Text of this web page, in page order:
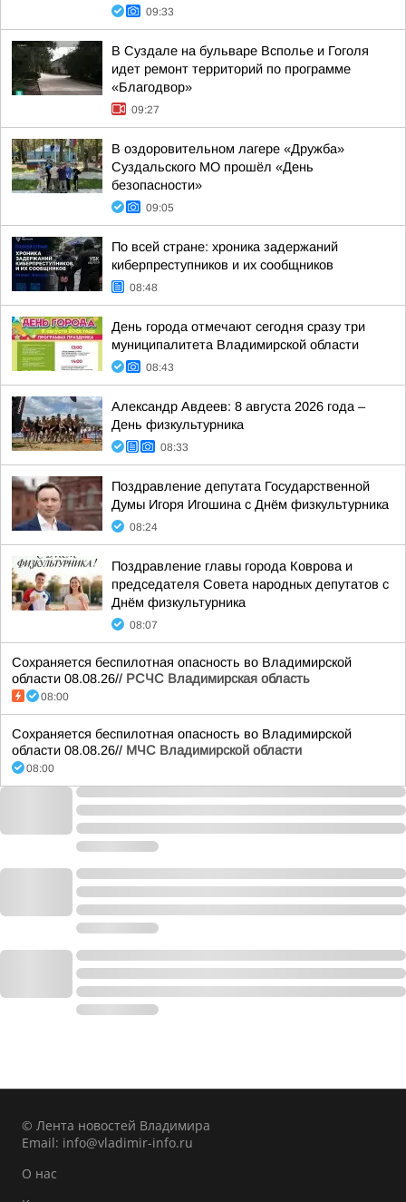
09:33
В Суздале на бульваре Всполье и Гоголя
идет ремонт территорий по программе
«Благодвор»
09:27
В оздоровительном лагере «Дружба»
Суздальского МО прошёл «День
безопасности»
09:05
По всей стране: хроника задержаний
киберпреступников и их сообщников
08:48
День города отмечают сегодня сразу три
муниципалитета Владимирской области
08:43
Александр Авдеев: 8 августа 2026 года –
День физкультурника
08:33
Поздравление депутата Государственной
Думы Игоря Игошина с Днём физкультурника
08:24
Поздравление главы города Коврова и
председателя Совета народных депутатов с
Днём физкультурника
08:07
Сохраняется беспилотная опасность во Владимирской
области 08.08.26// РСЧС Владимирская область
08:00
Сохраняется беспилотная опасность во Владимирской
области 08.08.26// МЧС Владимирской области
08:00
© Лента новостей Владимира
Email: info@vladimir-info.ru
О нас